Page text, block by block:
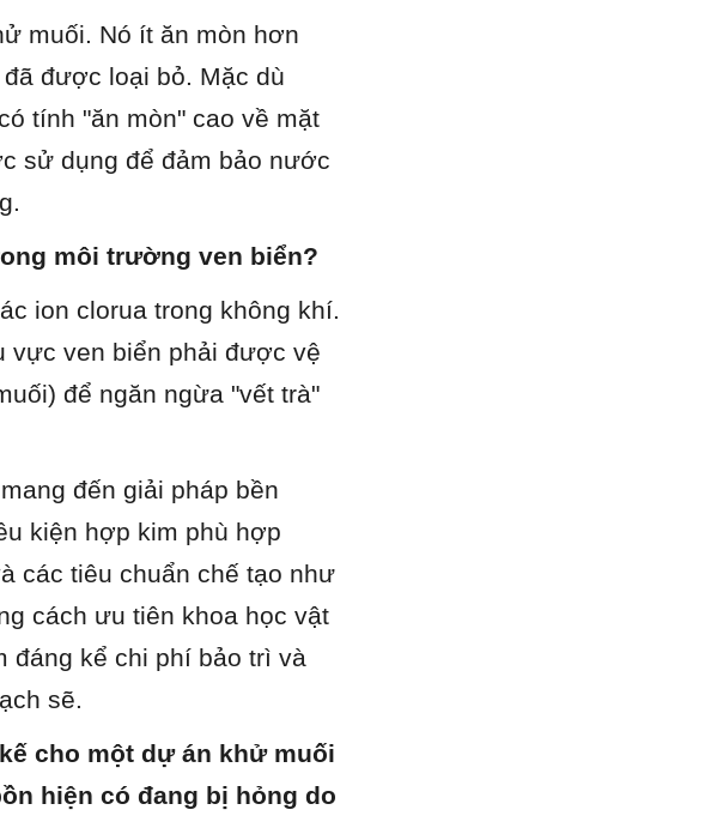
muối. Nó ít ăn mòn hơn
được loại bỏ. Mặc dù
tính "ăn mòn" cao về mặt
sử dụng để đảm bảo nước
môi trường ven biển?
ion clorua trong không khí.
vực ven biển phải được vệ
để ngăn ngừa "vết trà"
đến giải pháp bền
kiện hợp kim phù hợp
các tiêu chuẩn chế tạo như
cách ưu tiên khoa học vật
đáng kể chi phí bảo trì và
sẽ.
cho một dự án khử muối
hiện có đang bị hỏng do